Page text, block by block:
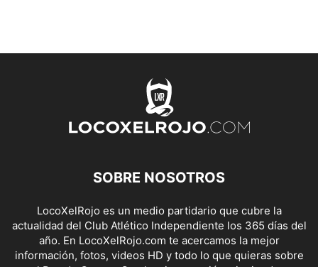
SOBRE NOSOTROS
LocoXelRojo es un medio partidario que cubre la
actualidad del Club Atlético Independiente los 365 días del
año. En LocoXelRojo.com te acercamos la mejor
información, fotos, videos HD y todo lo que quieras sobre